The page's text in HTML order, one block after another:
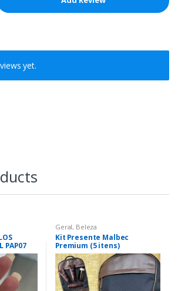
yet.
PAP07
Geral, Beleza
Kit Presente Malbec
Premium (5 itens)